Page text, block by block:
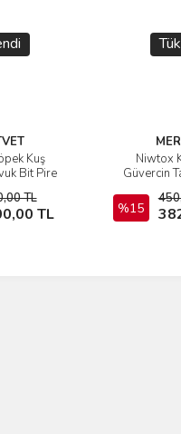
Kuş
Bit Pire
TL
TL
Yok
Niwtox
Güvercin
%15